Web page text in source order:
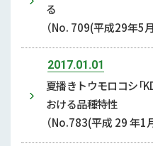
る
（No. 709(平成29年5
2017.01.01
夏播きトウモロコシ「
おける品種特性
（No.783(平成 29 年1